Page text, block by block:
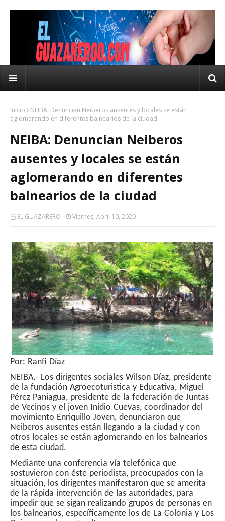
Inicio
NEIBA: Denuncian Neiberos ausentes y locales se están
aglomerando en diferentes balnearios de la ciudad
NEIBA: Denuncian Neiberos
ausentes y locales se están
aglomerando en diferentes
balnearios de la ciudad
EL GUAZARERO Viernes, Abril 10, 2020
Por: Ranfi Díaz
NEIBA.- Los dirigentes sociales Wilson Díaz, presidente
de la fundación Agroecoturistica y Educativa, Miguel
Pérez Paniagua, presidente de la federación de Juntas
de Vecinos y el joven Inidio Cuevas, coordinador del
movimiento Enriquillo Joven, denunciaron que
Neiberos ausentes están llegando a la ciudad y con
otros locales se están aglomerando en los balnearios
de esta ciudad.
Mediante una conferencia vía telefónica que
sostuvieron con éste periodista, preocupados con la
situación, los dirigentes manifestaron que se amerita
de la rápida intervención de las autoridades, para
impedir que se sigan realizando grupos de personas en
los balnearios, específicamente los de La Colonia y Los